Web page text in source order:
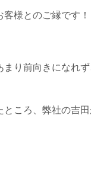
様とのご縁です！
り前向きになれ
ころ、弊社の吉